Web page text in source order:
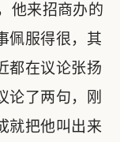
他来招商办的
佩服得很，其
都在议论张扬
论了两句，刚
就把他叫出来